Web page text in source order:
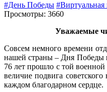
#День Победы #Виртуальная
Просмотры: 3660
Уважаемые
Совсем немного времени
нашей страны – Дня Победы
76 лет прошло с той
величие подвига
каждом благодарном сердце.